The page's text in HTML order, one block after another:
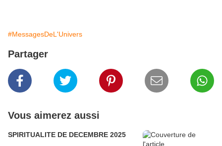
#MessagesDeL'Univers
Partager
Vous aimerez aussi
SPIRITUALITE DE DECEMBRE 2025